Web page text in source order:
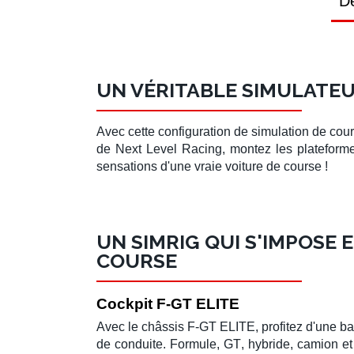
UN VÉRITABLE
Avec cetteconfiguration desimulation de
de Next Level Racing, montez les
sensations d'une vraie voiture de course !
UN SIMRIG QUI S'IMPOSE
COURSE
Cockpit F-GT ELITE
Avec le châssis F-GT ELITE, profitez d'une
de conduite. Formule, GT, hybride, camion